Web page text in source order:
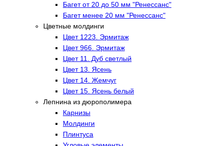
Багет от 20 до 50 мм "Ренессанс"
Багет менее 20 мм "Ренессанс"
Цветные молдинги
Цвет 1223. Эрмитаж
Цвет 966. Эрмитаж
Цвет 11. Дуб светлый
Цвет 13. Ясень
Цвет 14. Жемчуг
Цвет 15. Ясень белый
Лепнина из дюрополимера
Карнизы
Молдинги
Плинтуса